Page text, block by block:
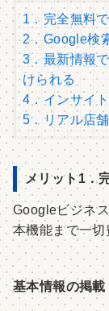
1．完全無料
2．Google検
3．最新情報
けられる
4．インサイ
5．リアル店
メリット1．
Googleビジネ
本機能まで一切
基本情報の掲載